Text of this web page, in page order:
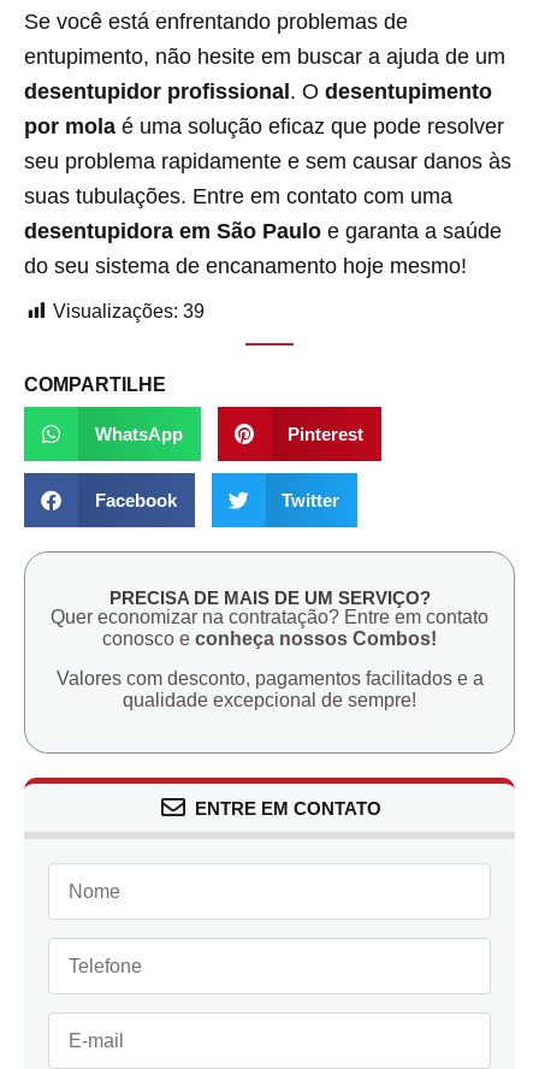
Se você está enfrentando problemas de
entupimento, não hesite em buscar a ajuda de um
desentupidor profissional. O desentupimento
por mola é uma solução eficaz que pode resolver
seu problema rapidamente e sem causar danos às
suas tubulações. Entre em contato com uma
desentupidora em São Paulo e garanta a saúde
do seu sistema de encanamento hoje mesmo!
Visualizações: 39
COMPARTILHE
WhatsApp Pinterest
Facebook Twitter
PRECISA DE MAIS DE UM SERVIÇO?
Quer economizar na contratação? Entre em contato
conosco e conheça nossos Combos!
Valores com desconto, pagamentos facilitados e a
qualidade excepcional de sempre!
ENTRE EM CONTATO